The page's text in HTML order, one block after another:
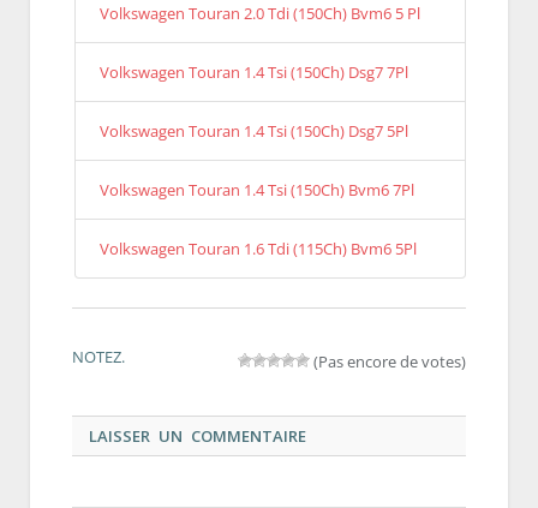
Volkswagen Touran 2.0 Tdi (150Ch) Bvm6 5 Pl
Volkswagen Touran 1.4 Tsi (150Ch) Dsg7 7Pl
Volkswagen Touran 1.4 Tsi (150Ch) Dsg7 5Pl
Volkswagen Touran 1.4 Tsi (150Ch) Bvm6 7Pl
Volkswagen Touran 1.6 Tdi (115Ch) Bvm6 5Pl
NOTEZ. (Pas encore de votes)
LAISSER UN COMMENTAIRE